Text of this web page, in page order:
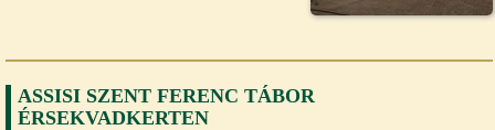
ASSISI SZENT FERENC TÁBOR
ÉRSEKVADKERTEN